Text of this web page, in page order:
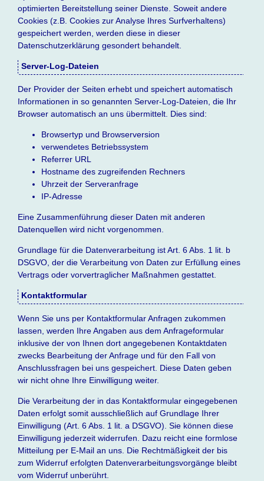
optimierten Bereitstellung seiner Dienste. Soweit andere
Cookies (z.B. Cookies zur Analyse Ihres Surfverhaltens)
gespeichert werden, werden diese in dieser
Datenschutzerklärung gesondert behandelt.
Server-Log-Dateien
Der Provider der Seiten erhebt und speichert automatisch
Informationen in so genannten Server-Log-Dateien, die Ihr
Browser automatisch an uns übermittelt. Dies sind:
Browsertyp und Browserversion
verwendetes Betriebssystem
Referrer URL
Hostname des zugreifenden Rechners
Uhrzeit der Serveranfrage
IP-Adresse
Eine Zusammenführung dieser Daten mit anderen
Datenquellen wird nicht vorgenommen.
Grundlage für die Datenverarbeitung ist Art. 6 Abs. 1 lit. b
DSGVO, der die Verarbeitung von Daten zur Erfüllung eines
Vertrags oder vorvertraglicher Maßnahmen gestattet.
Kontaktformular
Wenn Sie uns per Kontaktformular Anfragen zukommen
lassen, werden Ihre Angaben aus dem Anfrageformular
inklusive der von Ihnen dort angegebenen Kontaktdaten
zwecks Bearbeitung der Anfrage und für den Fall von
Anschlussfragen bei uns gespeichert. Diese Daten geben
wir nicht ohne Ihre Einwilligung weiter.
Die Verarbeitung der in das Kontaktformular eingegebenen
Daten erfolgt somit ausschließlich auf Grundlage Ihrer
Einwilligung (Art. 6 Abs. 1 lit. a DSGVO). Sie können diese
Einwilligung jederzeit widerrufen. Dazu reicht eine formlose
Mitteilung per E-Mail an uns. Die Rechtmäßigkeit der bis
zum Widerruf erfolgten Datenverarbeitungsvorgänge bleibt
vom Widerruf unberührt.